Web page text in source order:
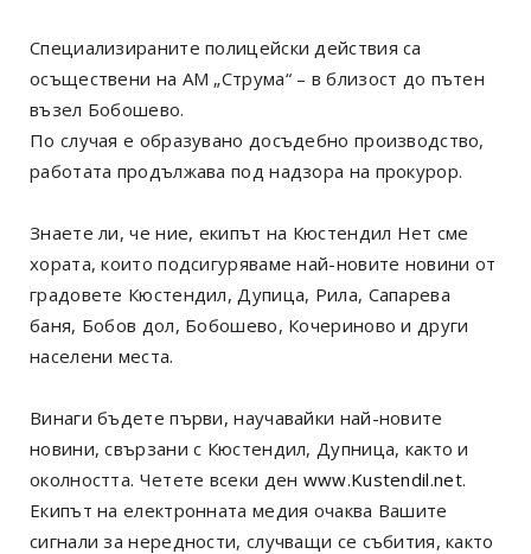
Специализираните полицейски действия са
осъществени на АМ „Струма“ – в близост до пътен
възел Бобошево.
По случая е образувано досъдебно производство,
работата продължава под надзора на прокурор.
Знаете ли, че ние, екипът на Кюстендил Нет сме
хората, които подсигуряваме най-новите новини от
градовете Кюстендил, Дупица, Рила, Сапарева
баня, Бобов дол, Бобошево, Кочериново и други
населени места.
Винаги бъдете първи, научавайки най-новите
новини, свързани с Кюстендил, Дупница, както и
околността. Четете всеки ден www.Kustendil.net.
Екипът на електронната медия очаква Вашите
сигнали за нередности, случващи се събития, както